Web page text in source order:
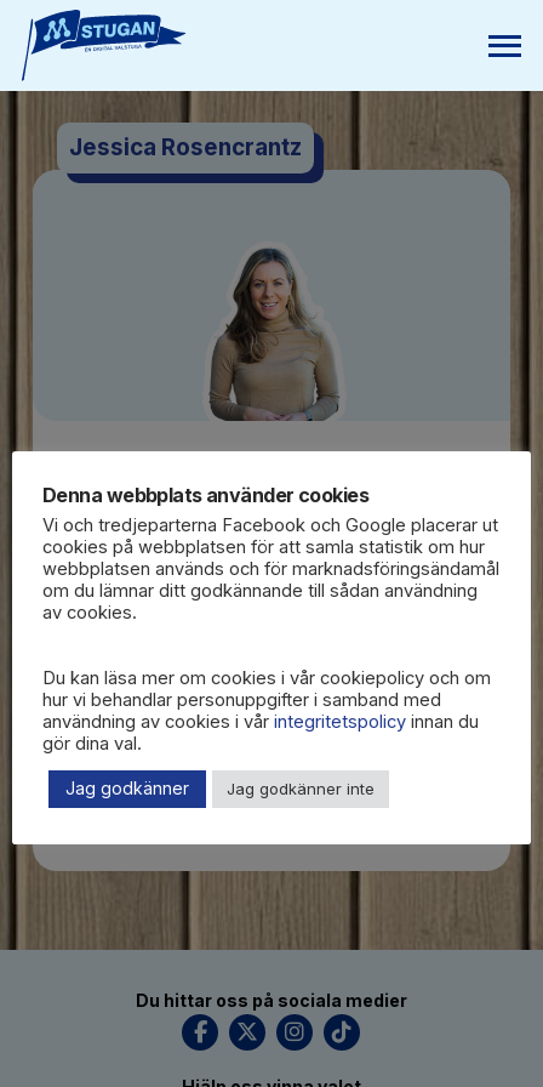
Jessica Rosencrantz
Du är social, modern och har alltid koll på
vad som händer. Du är produktiv och
genomtänkt, trivs bäst när du utforskar
nya platser och möter nya människor. Du
det. Du är den som förbereder sig,
levererar och redan tänker på nästa steg.
Du liknar Jessica Rosencrantz
Du hittar oss på sociala medier
Denna webbplats använder cookies
Vi och tredjeparterna Facebook och Google placerar ut
cookies på webbplatsen för att samla statistik om hur
webbplatsen används och för marknadsföringsändamål
om du lämnar ditt godkännande till sådan användning
av cookies.
Du kan läsa mer om cookies i vår cookiepolicy och om
hur vi behandlar personuppgifter i samband med
användning av cookies i vår integritetspolicy innan du
gör dina val.
Jag godkänner Jag godkänner inte